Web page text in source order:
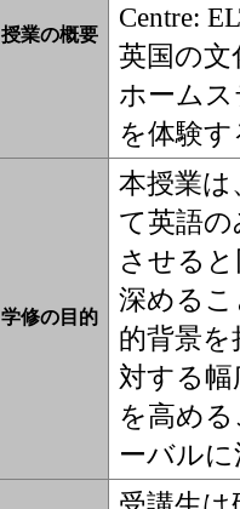
授業の概要
Centre:
英国の文
ホーム
を体験
学修の目的
本授業
て英語
させる
深める
的背景
対する
を高め
ーバル